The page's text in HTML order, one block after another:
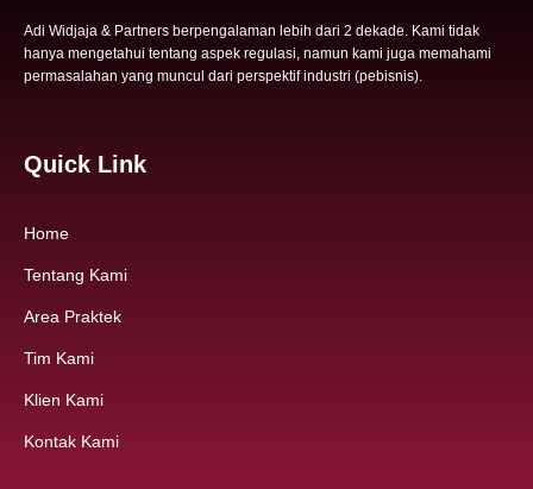
Adi Widjaja & Partners berpengalaman lebih dari 2 dekade. Kami tidak
hanya mengetahui tentang aspek regulasi, namun kami juga memahami
permasalahan yang muncul dari perspektif industri (pebisnis).
Quick Link
Home
Tentang Kami
Area Praktek
Tim Kami
Klien Kami
Kontak Kami